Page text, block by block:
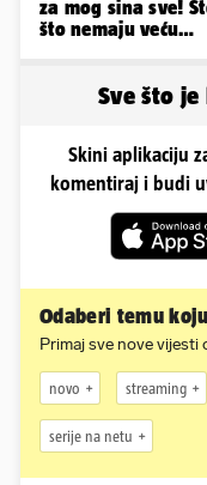
za mog sina sve!
što nemaju veću
Sve što
Skini aplikaciju
komentiraj i budi
Odaberi temu
Primaj sve nove vijesti
novo streaming
serije na netu